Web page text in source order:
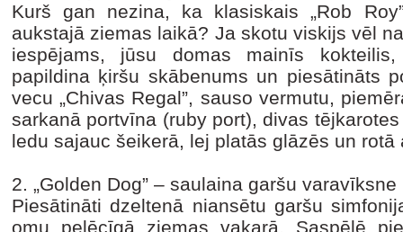
Kurš gan nezina, ka klasiskais „Rob
aukstajā ziemas laikā? Ja skotu viskijs vēl
iespējams, jūsu domas mainīs
papildina ķiršu skābenums un piesātināts
vecu „Chivas Regal”, sauso vermutu,
sarkanā portvīna (ruby port), divas
ledu sajauc šeikerā, lej platās glāzēs un
2. „Golden Dog” – saulaina garšu varavīksne
Piesātināti dzeltenā niansētu garšu
omu pelēcīgā ziemas vakarā. Saspēlē